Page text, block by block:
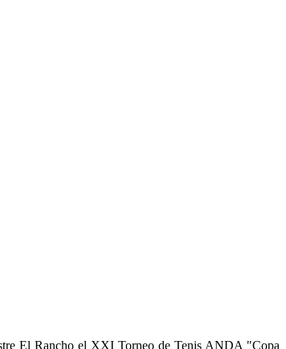
El Rancho el XXI Torneo de Tenis ANDA "Copa